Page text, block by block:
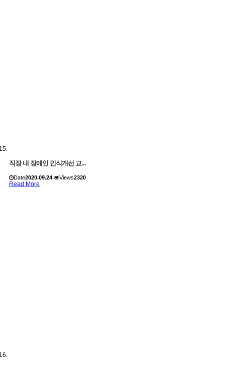
직장 내 장애인 인식개선 교...
Date2020.09.24 Views2320
Read More